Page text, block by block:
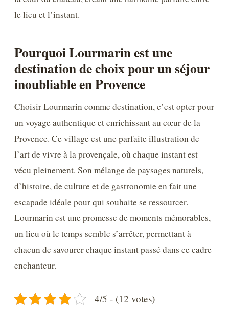
le lieu et l’instant.
Pourquoi Lourmarin est une
destination de choix pour un séjour
inoubliable en Provence
Choisir Lourmarin comme destination, c’est opter pour
un voyage authentique et enrichissant au cœur de la
Provence. Ce village est une parfaite illustration de
l’art de vivre à la provençale, où chaque instant est
vécu pleinement. Son mélange de paysages naturels,
d’histoire, de culture et de gastronomie en fait une
escapade idéale pour qui souhaite se ressourcer.
Lourmarin est une promesse de moments mémorables,
un lieu où le temps semble s’arrêter, permettant à
chacun de savourer chaque instant passé dans ce cadre
enchanteur.
4/5 - (12 votes)